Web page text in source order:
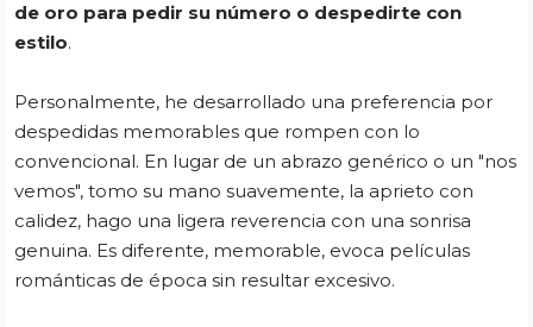
de oro para pedir su número o despedirte con
estilo.
Personalmente, he desarrollado una preferencia por
despedidas memorables que rompen con lo
convencional. En lugar de un abrazo genérico o un "nos
vemos", tomo su mano suavemente, la aprieto con
calidez, hago una ligera reverencia con una sonrisa
genuina. Es diferente, memorable, evoca películas
románticas de época sin resultar excesivo.